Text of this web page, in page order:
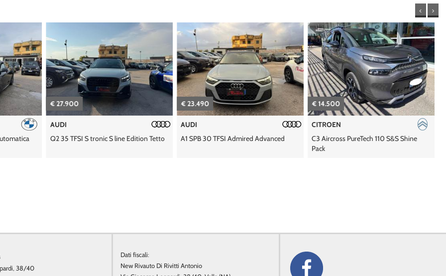
< >
€ 27.900
AUDI
Q2 35 TFSI S tronic S line Edition Tetto
€ 23.490
AUDI
A1 SPB 30 TFSI Admired Advanced
€ 14.500
CITROEN
C3 Aircross PureTech 110 S&S Shine
Pack
38/40
Dati fiscali:
New Rivauto Di Rivitti Antonio